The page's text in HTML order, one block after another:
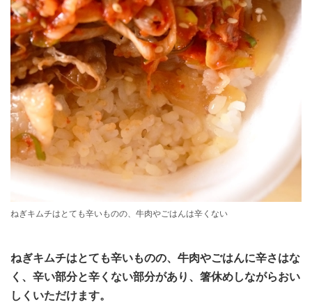
ねぎキムチはとても辛いものの、牛肉やごはんは辛くない
ねぎキムチはとても辛いものの、牛肉やごはんに辛さはな
く、辛い部分と辛くない部分があり、箸休めしながらおい
しくいただけます。